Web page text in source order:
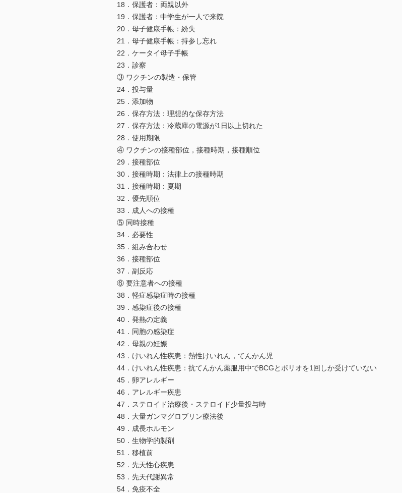
18．保護者：両親以外
19．保護者：中学生が一人で来院
20．母子健康手帳：紛失
21．母子健康手帳：持参し忘れ
22．ケータイ母子手帳
23．診察
③ ワクチンの製造・保管
24．投与量
25．添加物
26．保存方法：理想的な保存方法
27．保存方法：冷蔵庫の電源が1日以上切れた
28．使用期限
④ ワクチンの接種部位，接種時期，接種順位
29．接種部位
30．接種時期：法律上の接種時期
31．接種時期：夏期
32．優先順位
33．成人への接種
⑤ 同時接種
34．必要性
35．組み合わせ
36．接種部位
37．副反応
⑥ 要注意者への接種
38．軽症感染症時の接種
39．感染症後の接種
40．発熱の定義
41．同胞の感染症
42．母親の妊娠
43．けいれん性疾患：熱性けいれん，てんかん児
44．けいれん性疾患：抗てんかん薬服用中でBCGとポリオを1回しか受けていない
45．卵アレルギー
46．アレルギー疾患
47．ステロイド治療後・ステロイド少量投与時
48．大量ガンマグロブリン療法後
49．成長ホルモン
50．生物学的製剤
51．移植前
52．先天性心疾患
53．先天代謝異常
54．免疫不全